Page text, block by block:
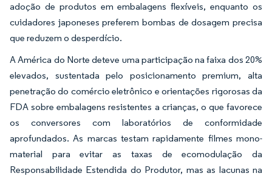
adoção de produtos em embalagens flexíveis, enquanto os
cuidadores japoneses preferem bombas de dosagem precisa
que reduzem o desperdício.
A América do Norte deteve uma participação na faixa dos 20%
elevados, sustentada pelo posicionamento premium, alta
penetração do comércio eletrônico e orientações rigorosas da
FDA sobre embalagens resistentes a crianças, o que favorece
os conversores com laboratórios de conformidade
aprofundados. As marcas testam rapidamente filmes mono-
material para evitar as taxas de ecomodulação da
Responsabilidade Estendida do Produtor, mas as lacunas na